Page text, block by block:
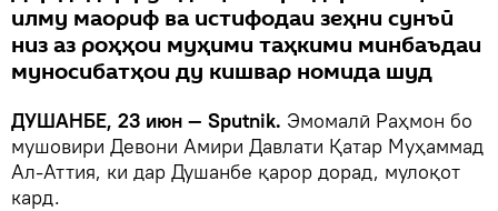
илму маориф ва истифодаи зеҳни сунъӣ
низ аз роҳҳои муҳими таҳкими минбаъдаи
муносибатҳои ду кишвар номида шуд
ДУШАНБЕ, 23 июн — Sputnik. Эмомалӣ Раҳмон бо
мушовири Девони Амири Давлати Қатар Муҳаммад
Ал-Аттия, ки дар Душанбе қарор дорад, мулоқот
кард.